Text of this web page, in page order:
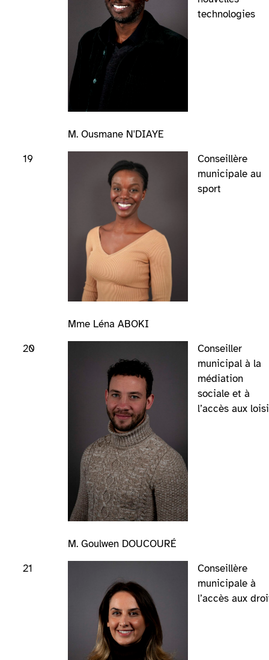
M. Ousmane N'DIAYE
technologies
19
Mme Léna ABOKI
Conseillère
municipale au
sport
20
M. Goulwen DOUCOURÉ
Conseiller
municipal à la
médiation
sociale et à
l’accès aux
21
Conseillère
municipale à
l’accès aux